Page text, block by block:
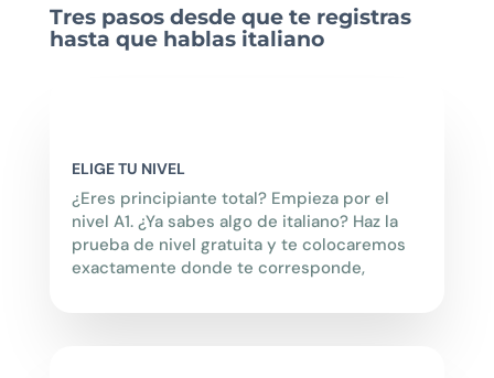
Tres pasos desde que te registras
hasta que hablas italiano
ELIGE TU NIVEL
¿Eres principiante total? Empieza por el
nivel A1. ¿Ya sabes algo de italiano? Haz la
prueba de nivel gratuita y te colocaremos
exactamente donde te corresponde,